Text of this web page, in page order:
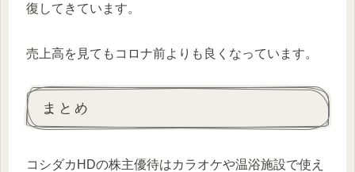
復してきています。
売上高を見てもコロナ前よりも良くなっています。
まとめ
コシダカHDの株主優待はカラオケや温浴施設で使え